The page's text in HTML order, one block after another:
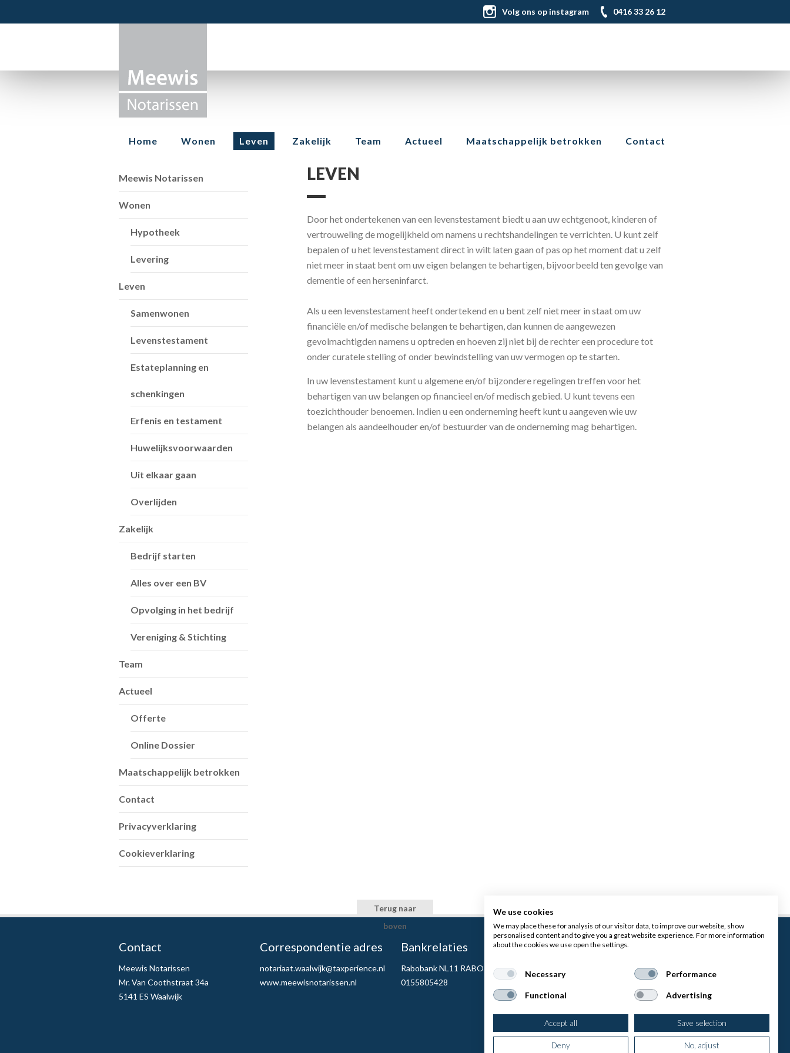
Volg ons op instagram 0416 33 26 12
Home Wonen Leven Zakelijk Team Actueel Maatschappelijk betrokken Contact
Meewis Notarissen
Wonen
Hypotheek
Levering
Leven
Samenwonen
Levenstestament
Estateplanning en
schenkingen
Erfenis en testament
Huwelijksvoorwaarden
Uit elkaar gaan
Overlijden
Zakelijk
Bedrijf starten
Alles over een BV
Opvolging in het bedrijf
Vereniging & Stichting
Team
Actueel
Offerte
Online Dossier
Maatschappelijk betrokken
Contact
Privacyverklaring
Cookieverklaring
LEVEN
Door het ondertekenen van een levenstestament biedt u aan uw echtgenoot, kinderen of
vertrouweling de mogelijkheid om namens u rechtshandelingen te verrichten. U kunt zelf
bepalen of u het levenstestament direct in wilt laten gaan of pas op het moment dat u zelf
niet meer in staat bent om uw eigen belangen te behartigen, bijvoorbeeld ten gevolge van
dementie of een herseninfarct.
Als u een levenstestament heeft ondertekend en u bent zelf niet meer in staat om uw
financiële en/of medische belangen te behartigen, dan kunnen de aangewezen
gevolmachtigden namens u optreden en hoeven zij niet bij de rechter een procedure tot
onder curatele stelling of onder bewindstelling van uw vermogen op te starten.
In uw levenstestament kunt u algemene en/of bijzondere regelingen treffen voor het
behartigen van uw belangen op financieel en/of medisch gebied. U kunt tevens een
toezichthouder benoemen. Indien u een onderneming heeft kunt u aangeven wie uw
belangen als aandeelhouder en/of bestuurder van de onderneming mag behartigen.
Terug naar
boven
Contact
Meewis Notarissen
Mr. Van Coothstraat 34a
5141 ES Waalwijk
Correspondentie adres
notariaat.waalwijk@taxperience.nl
www.meewisnotarissen.nl
Bankrelaties
Rabobank NL11 RABO
0155805428
Privacyverklaring|
Cookieverklaring
We use cookies
We may place these for analysis of our visitor data, to improve our website, show
personalised content and to give you a great website experience. For more information
about the cookies we use open the settings.
Necessary Performance
Functional Advertising
Accept all Save selection
Deny No, adjust